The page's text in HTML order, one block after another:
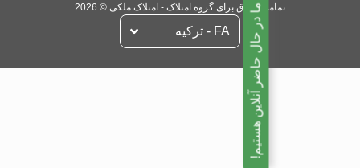
تمامی حقوق برای گروه امتلاک - امتلاک ملکی © 2026
FA - تركيه ما در حال حاضر آنلاین هستیم!